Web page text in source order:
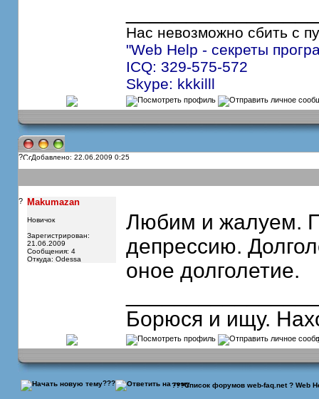
Нас невозможно сбить с
"Web Help - секреты
ICQ: 329-575-572
Skype: kkkilll
? Добавлено: 22.06.2009 0:25
? Makumazan
Новичок
Зарегистрирован:
21.06.2009
Сообщения: 4
Откуда: Odessa
Любим и жалуем.
депрессию.
оное долголетие.
Борюся и ищу.
??? ???Список форумов web-faq.net? Web